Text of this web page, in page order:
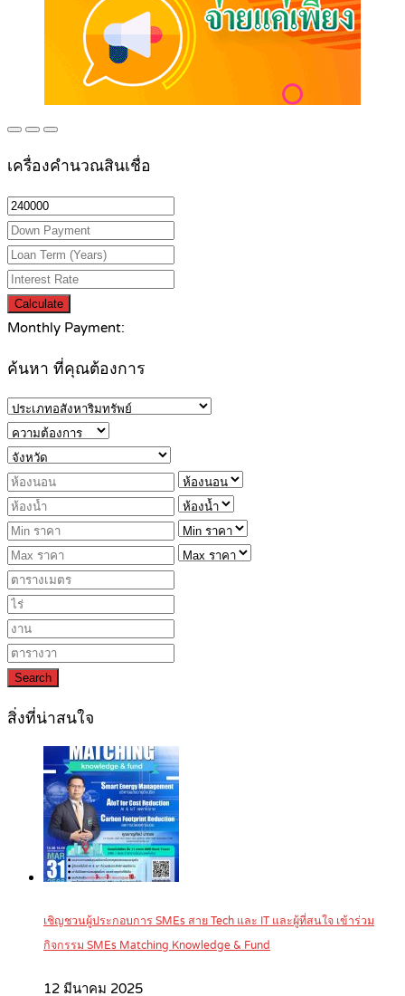
เครื่องคำนวณสินเชื่อ
Calculate
Monthly Payment:
ค้นหา ที่คุณต้องการ
Search
สิ่งที่น่าสนใจ
เชิญชวนผู้ประกอบการ SMEs สาย Tech และ IT และผู้ที่สนใจ เข้าร่วม
กิจกรรม SMEs Matching Knowledge & Fund
12 มีนาคม 2025